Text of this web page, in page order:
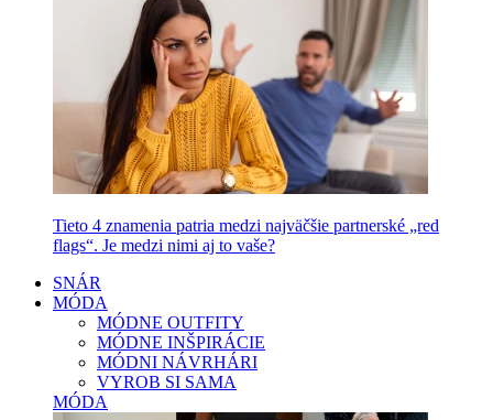
Tieto 4 znamenia patria medzi najväčšie partnerské „red
flags“. Je medzi nimi aj to vaše?
SNÁR
MÓDA
MÓDNE OUTFITY
MÓDNE INŠPIRÁCIE
MÓDNI NÁVRHÁRI
VYROB SI SAMA
MÓDA